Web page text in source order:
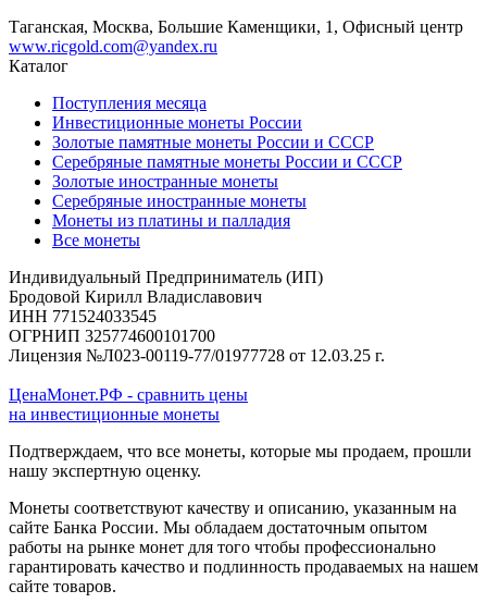
Таганская, Москва, Большие Каменщики, 1, Офисный центр
www.ricgold.com@yandex.ru
Каталог
Поступления месяца
Инвестиционные монеты России
Золотые памятные монеты России и СССР
Серебряные памятные монеты России и СССР
Золотые иностранные монеты
Серебряные иностранные монеты
Монеты из платины и палладия
Все монеты
Индивидуальный Предприниматель (ИП)
Бродовой Кирилл Владиславович
ИНН 771524033545
ОГРНИП 325774600101700
Лицензия №Л023-00119-77/01977728 от 12.03.25 г.
ЦенаМонет.РФ - сравнить цены
на инвестиционные монеты
Подтверждаем, что все монеты, которые мы продаем, прошли
нашу экспертную оценку.
Монеты соответствуют качеству и описанию, указанным на
сайте Банка России. Мы обладаем достаточным опытом
работы на рынке монет для того чтобы профессионально
гарантировать качество и подлинность продаваемых на нашем
сайте товаров.